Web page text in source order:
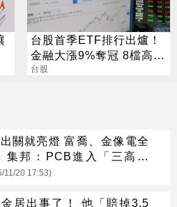
台股首季ETF排行出爐！
金融大漲9%奪冠 8檔高股
息擊敗大盤
台股
亮燈 富喬、金像電全
集邦：PCB進入「三高時
11/20 17:53)
居出事了！ 他「賠掉3.5